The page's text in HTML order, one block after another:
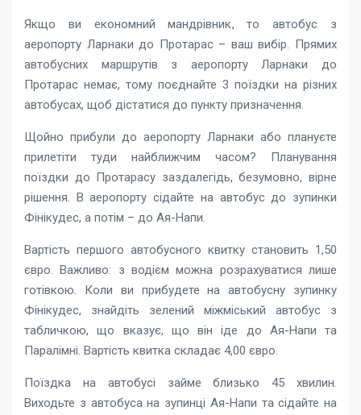
Якщо ви економний мандрівник, то автобус з
аеропорту Ларнаки до Протарас – ваш вибір. Прямих
автобусних маршрутів з аеропорту Ларнаки до
Протарас немає, тому поєднайте 3 поїздки на різних
автобусах, щоб дістатися до пункту призначення.
Щойно прибули до аеропорту Ларнаки або плануєте
прилетіти туди найближчим часом? Планування
поїздки до Протарасу заздалегідь, безумовно, вірне
рішення. В аеропорту сідайте на автобус до зупинки
Фінікудес, а потім – до Ая-Напи.
Вартість першого автобусного квитку становить 1,50
євро. Важливо: з водієм можна розрахуватися лише
готівкою. Коли ви прибудете на автобусну зупинку
Фінікудес, знайдіть зелений міжміський автобус з
табличкою, що вказує, що він іде до Ая-Напи та
Паралімні. Вартість квитка складає 4,00 євро.
Поїздка на автобусі займе близько 45 хвилин.
Виходьте з автобуса на зупинці Ая-Напи та сідайте на